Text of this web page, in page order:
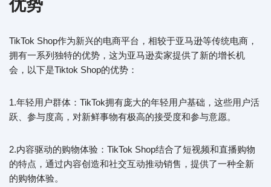
优势
TikTok Shop作为新兴的电商平台，相较于亚马逊等传统电商，
拥有一系列独特的优势，这为亚马逊卖家提供了新的增长机
会，以下是Tiktok Shop的优势：
1.年轻用户群体：TikTok拥有庞大的年轻用户基础，这些用户活
跃、参与度高，对新鲜事物有极高的接受度和参与意愿。
2.内容驱动的购物体验：TikTok Shop结合了短视频和直播购物
的特点，通过内容创造和社交互动推动销售，提供了一种全新
的购物体验。